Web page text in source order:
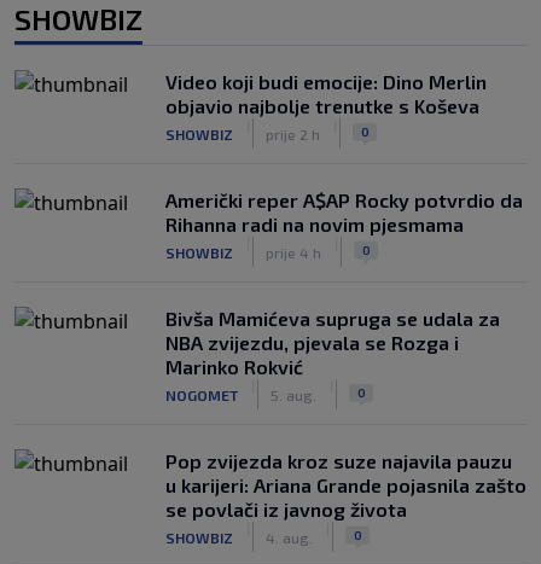
SHOWBIZ
Video koji budi emocije: Dino Merlin
objavio najbolje trenutke s Koševa
SHOWBIZ prije 2 h 0
Američki reper A$AP Rocky potvrdio da
Rihanna radi na novim pjesmama
SHOWBIZ prije 4 h 0
Bivša Mamićeva supruga se udala za
NBA zvijezdu, pjevala se Rozga i
Marinko Rokvić
NOGOMET 5. aug. 0
Pop zvijezda kroz suze najavila pauzu
u karijeri: Ariana Grande pojasnila zašto
se povlači iz javnog života
SHOWBIZ 4. aug. 0